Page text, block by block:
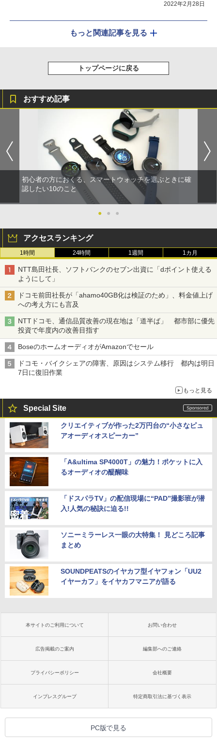
2022年2月28日
もっと関連記事を見る
トップページに戻る
おすすめ記事
初心者の方におくる、スマートウォッチを選ぶときに確
認したい10のこと
● ● ●
アクセスランキング
1時間 24時間 1週間 1カ月
NTT島田社長、ソフトバンクのセブン出資に「dポイント使える
ようにして」
ドコモ前田社長が「ahamo40GB化は検証のため」、料金値上げ
への考え方にも言及
NTTドコモ、通信品質改善の現在地は「道半ば」 都市部に優先
投資で年度内の改善目指す
BoseのホームオーディオがAmazonでセール
ドコモ・バイクシェアの障害、原因はシステム移行 都内は明日
7日に復旧作業
もっと見る
Special Site
クリエイティブが作った2万円台の“小さなピュ
アオーディオスピーカー”
「A&ultima SP4000T」の魅力！ポケットに入
るオーディオの醍醐味
「ドスパラTV」の配信現場に“PAD”撮影班が潜
入!人気の秘訣に迫る!!
ソニーミラーレス一眼の大特集！ 見どころ記事
まとめ
SOUNDPEATSのイヤカフ型イヤフォン「UU2
イヤーカフ」をイヤカフマニアが語る
本サイトのご利用について お問い合わせ
広告掲載のご案内 編集部へのご連絡
プライバシーポリシー 会社概要
インプレスグループ 特定商取引法に基づく表示
PC版で見る